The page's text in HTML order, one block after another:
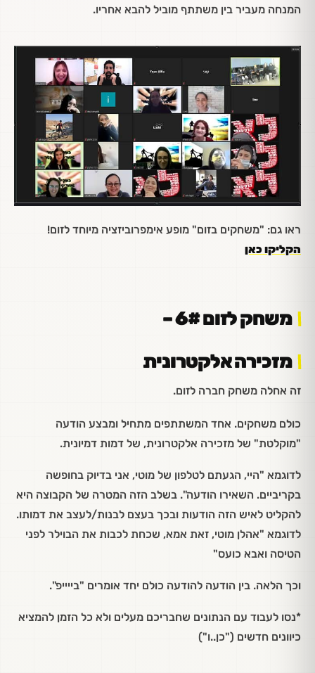
המנחה מעביר בין משתתף מוביל להבא אחריו.
ראו גם: "משחקים בזום" מופע אימפרוביזציה מיוחד לזום!
הקליקו כאן
משחק לזום 6# –
מזכירה אלקטרונית
זה אחלה משחק חברה לזום.
כולם משחקים. אחד המשתתפים מתחיל ומבצע הודעה
"מוקלטת" של מזכירה אלקטרונית, של דמות דמיונית.
לדוגמא "היי, הגעתם לטלפון של מוטי, אני בדיוק בחופשה
בקריביים. השאירו הודעה". בשלב הזה המטרה של הקבוצה היא
להקליט לאיש הזה הודעות ובכך בעצם לבנות/לעצב את דמותו.
לדוגמא "אהלן מוטי, זאת אמא, שכחת לכבות את הבוילר לפני
הטיסה ואבא כועס"
וכך הלאה. בין הודעה להודעה כולם יחד אומרים "בייייפ".
*נסו לעבוד עם הנתונים שחבריכם מעלים ולא כל הזמן להמציא
כיוונים חדשים ("כן..ו")